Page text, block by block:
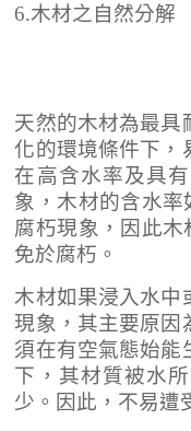
6.木材之自然分解
天然的木材為最具
化的環境條件下，
在高含水率及具
象，木材的含水率
腐朽現象，因此木
免於腐朽。
木材如果浸入水中
現象，其主要原因
須在有空氣態始能
下，其材質被水
少。因此，不易遭